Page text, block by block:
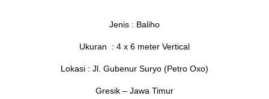
Jenis : Baliho
Ukuran : 4 x 6 meter Vertical
Lokasi : Jl. Gubenur Suryo (Petro Oxo)
Gresik – Jawa Timur